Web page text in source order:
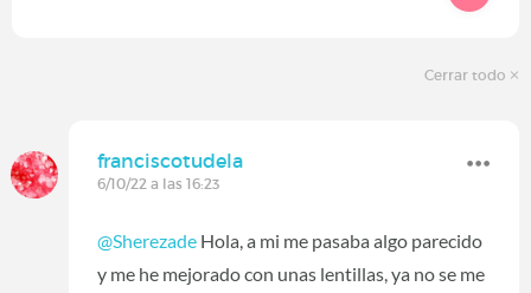
Cerrar todo
franciscotudela
6/10/22 a las 16:23
@Sherezade Hola, a mi me pasaba algo parecido
y me he mejorado con unas lentillas, ya no se me